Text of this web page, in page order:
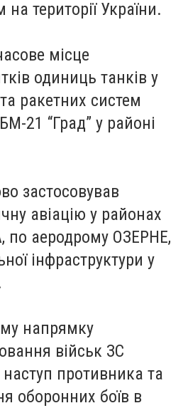
на території України.
місце
одиниць танків у
ракетних систем
21 “Град” у районі
застосовував
авіацію у районах
аеродрому ОЗЕРНЕ,
інфраструктури у
напрямку
військ ЗС
противника та
оборонних боїв в